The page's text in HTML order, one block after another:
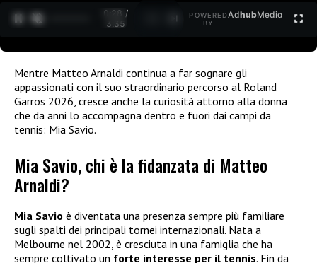
0:29 /
3:35
POWERED
BY
AdhubMedia
Mentre Matteo Arnaldi continua a far sognare gli
appassionati con il suo straordinario percorso al Roland
Garros 2026, cresce anche la curiosità attorno alla donna
che da anni lo accompagna dentro e fuori dai campi da
tennis: Mia Savio.
Mia Savio, chi è la fidanzata di Matteo
Arnaldi?
Mia Savio è diventata una presenza sempre più familiare
sugli spalti dei principali tornei internazionali. Nata a
Melbourne nel 2002, è cresciuta in una famiglia che ha
sempre coltivato un forte interesse per il tennis. Fin da